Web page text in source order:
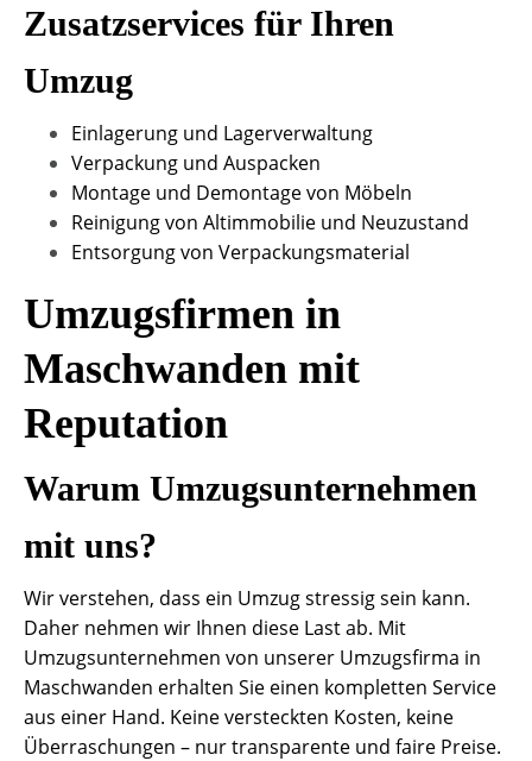
Zusatzservices für Ihren
Umzug
Einlagerung und Lagerverwaltung
Verpackung und Auspacken
Montage und Demontage von Möbeln
Reinigung von Altimmobilie und Neuzustand
Entsorgung von Verpackungsmaterial
Umzugsfirmen in
Maschwanden mit
Reputation
Warum Umzugsunternehmen
mit uns?
Wir verstehen, dass ein Umzug stressig sein kann.
Daher nehmen wir Ihnen diese Last ab. Mit
Umzugsunternehmen von unserer Umzugsfirma in
Maschwanden erhalten Sie einen kompletten Service
aus einer Hand. Keine versteckten Kosten, keine
Überraschungen – nur transparente und faire Preise.